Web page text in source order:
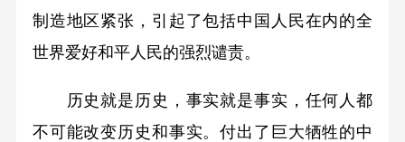
制造地区紧张，引起了包括中国人民在内的全
世界爱好和平人民的强烈谴责。
历史就是历史，事实就是事实，任何人都
不可能改变历史和事实。付出了巨大牺牲的中